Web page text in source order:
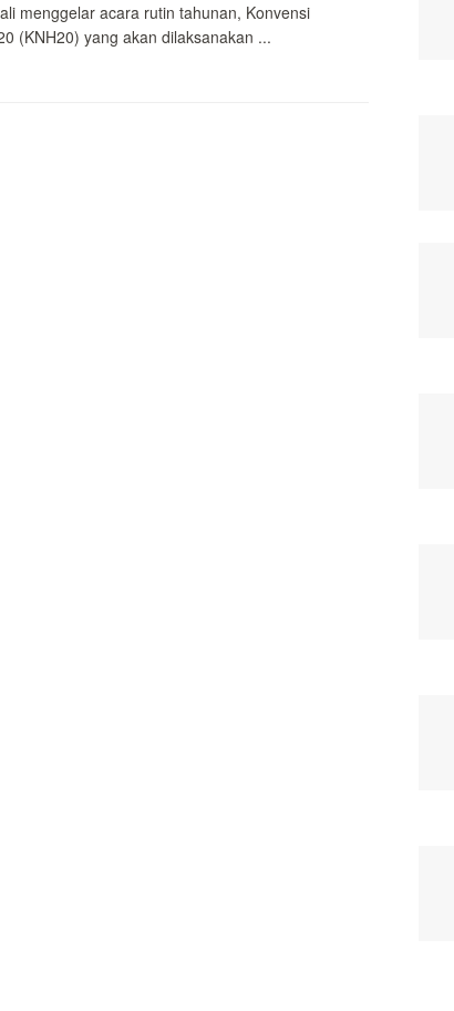
menggelar acara rutin tahunan, Konvensi
(KNH20) yang akan dilaksanakan ...